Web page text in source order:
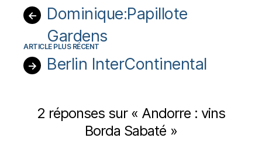
←
Dominique:Papillote
Gardens
→ Berlin InterContinental
2 réponses sur « Andorre : vins
Borda Sabaté »